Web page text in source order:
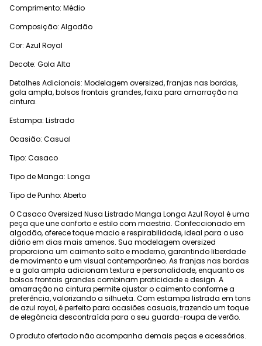
Comprimento: Médio
Composição: Algodão
Cor: Azul Royal
Decote: Gola Alta
Detalhes Adicionais: Modelagem oversized, franjas nas bordas,
gola ampla, bolsos frontais grandes, faixa para amarração na
cintura.
Estampa: Listrado
Ocasião: Casual
Tipo: Casaco
Tipo de Manga: Longa
Tipo de Punho: Aberto
O Casaco Oversized Nusa Listrado Manga Longa Azul Royal é uma
peça que une conforto e estilo com maestria. Confeccionado em
algodão, oferece toque macio e respirabilidade, ideal para o uso
diário em dias mais amenos. Sua modelagem oversized
proporciona um caimento solto e moderno, garantindo liberdade
de movimento e um visual contemporâneo. As franjas nas bordas
e a gola ampla adicionam textura e personalidade, enquanto os
bolsos frontais grandes combinam praticidade e design. A
amarração na cintura permite ajustar o caimento conforme a
preferência, valorizando a silhueta. Com estampa listrada em tons
de azul royal, é perfeito para ocasiões casuais, trazendo um toque
de elegância descontraída para o seu guarda-roupa de verão.
O produto ofertado não acompanha demais peças e acessórios.